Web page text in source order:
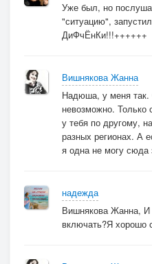
Уже был, но
"ситуацию",
ДиФчЁнКи!!!++++++
Вишнякова Жанна
Надюша, у меня так.
невозможно.
у тебя по другому,
разных регионах. А
я одна не могу сюда
надежда
Вишнякова Жанна, И
включать?Я хорошо